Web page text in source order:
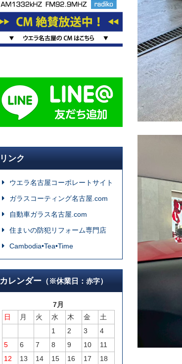
リンク
ウエラ名古屋コーポレートサイト
ガラスコーティング名古屋.com
自動車ガラス名古屋.com
住まいの防犯リフォーム専門店
Cambodia•Tea•Time
カレンダー （※休業日： 赤字）
7月
日
月 火 水 木 金
土
1
2 3
4
5
6 7 8 9 10
11
12
13 14 15 16 17 18